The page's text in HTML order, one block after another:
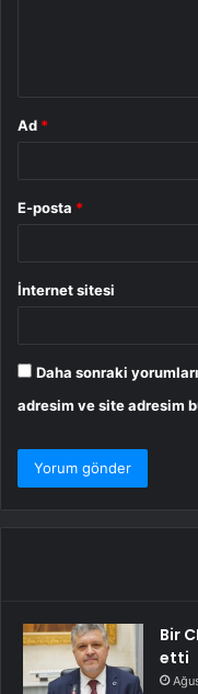
Ad *
E-posta *
İnternet sitesi
Daha sonraki
adresim ve site adresim
Bir
etti